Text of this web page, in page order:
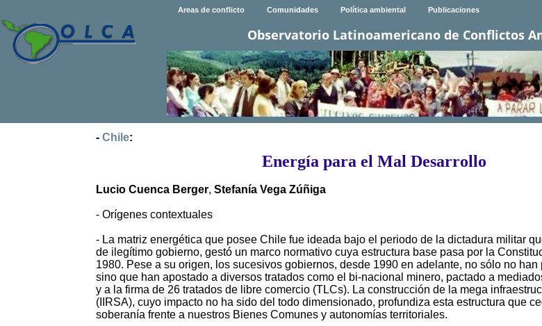
Areas de conflicto Comunidades Política ambiental Publicaciones
Observatorio Latinoamericano de Conflictos
- Chile:
Energía para el Mal Desarrollo
Lucio Cuenca Berger, Stefanía Vega Zúñiga
- Orígenes contextuales
- La matriz energética que posee Chile fue ideada bajo el periodo de la dictadura militar
de ilegítimo gobierno, gestó un marco normativo cuya estructura base pasa por la
1980. Pese a su origen, los sucesivos gobiernos, desde 1990 en adelante, no sólo no han
sino que han apostado a diversos tratados como el bi-nacional minero, pactado a
y a la firma de 26 tratados de libre comercio (TLCs). La construcción de la mega
(IIRSA), cuyo impacto no ha sido del todo dimensionado, profundiza esta estructura que
soberanía frente a nuestros Bienes Comunes y autonomías territoriales.